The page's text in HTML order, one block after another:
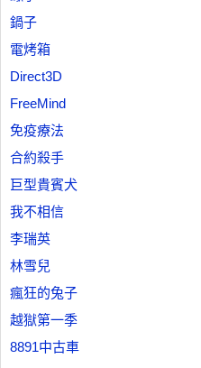
鍋子
電烤箱
Direct3D
FreeMind
免疫療法
合約殺手
巨型貴賓犬
我不相信
李瑞英
林雪兒
瘋狂的兔子
越獄第一季
8891中古車